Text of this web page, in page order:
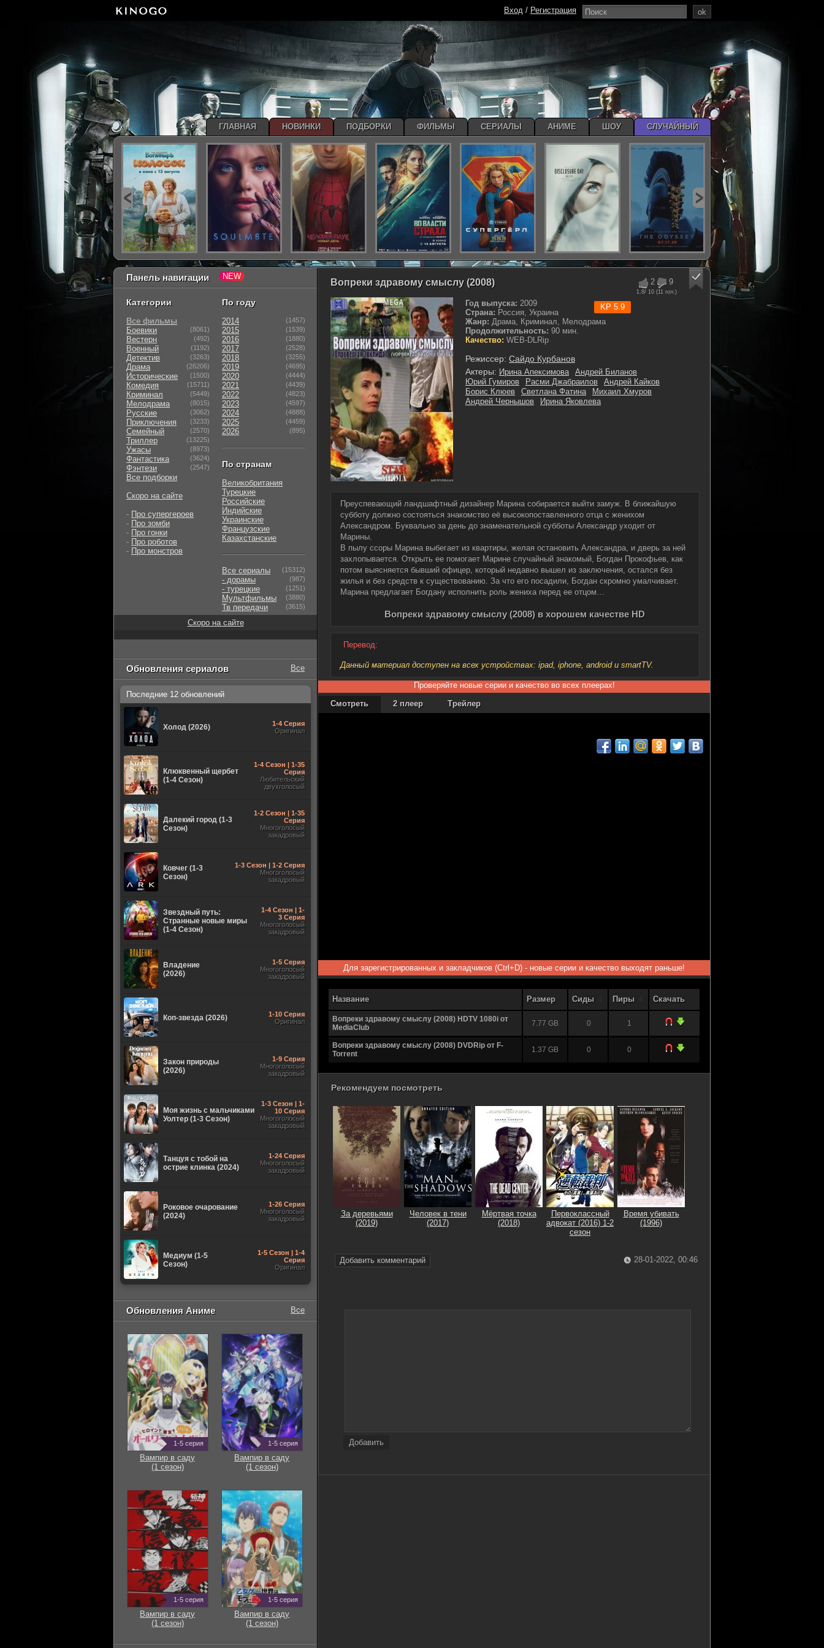
2 9
1.8/ 10 (11 гол.)
KP 5.9
Вопреки здравому смыслу (2008)
Год выпуска: 2009
Страна: Россия, Украина
Жанр: Драма, Криминал, Мелодрама
Продолжительность: 90 мин.
Качество: WEB-DLRip
Режиссер: Сайдо Курбанов
Актеры: Ирина Апексимова
Андрей Биланов
Юрий Гумиров
Расми Джабраилов
Андрей Кайков
Борис Клюев
Светлана Фатина
Михаил Хмуров
Андрей Чернышов
Ирина Яковлева
Преуспевающий ландшафтный дизайнер Марина собирается выйти замуж. В ближайшую
субботу должно состояться знакомство её высокопоставленного отца с женихом
Александром. Буквально за день до знаменательной субботы Александр уходит от
Марины.
В пылу ссоры Марина выбегает из квартиры, желая остановить Александра, и дверь за ней
захлопывается. Открыть ее помогает Марине случайный знакомый, Богдан Прокофьев, как
потом выясняется бывший офицер, который недавно вышел из заключения, остался без
жилья и без средств к существованию. За что его посадили, Богдан скромно умалчивает.
Марина предлагает Богдану исполнить роль жениха перед ее отцом…
Вопреки здравому смыслу (2008) в хорошем качестве HD
Перевод:
Данный материал доступен на всех устройствах: ipad, iphone, android и smartTV.
Проверяйте новые серии и качество во всех плеерах!
Смотреть
2 плеер Трейлер
Для зарегистрированных и закладчиков (Ctrl+D) - новые серии и качество выходят раньше!
Название Размер Сиды Пиры Скачать
Вопреки здравому смыслу (2008) HDTV 1080i от
MediaClub
7.77 GB 0 1
Вопреки здравому смыслу (2008) DVDRip от F-
Torrent
1.37 GB 0 0
Рекомендуем посмотреть
За деревьями
(2019)
Человек в тени
(2017)
Мёртвая точка
(2018)
Первоклассный
адвокат (2016) 1-2
сезон
Время убивать
(1996)
Добавить комментарий 28-01-2022, 00:46
Добавить
Панель навигации
Категории
Все фильмы
Боевики
(8061)
Вестерн (492)
Военный (1192)
Детектив (3263)
Драма (26206)
Исторические (1500)
Комедия (15711)
Криминал (5449)
Мелодрама (8015)
Русские (3062)
Приключения (3233)
Семейный (2570)
Триллер (13225)
Ужасы (8973)
Фантастика (3624)
Фэнтези (2547)
Все подборки
Скоро на сайте
- Про супергероев
- Про зомби
- Про гонки
- Про роботов
- Про монстров
По году
2014 (1457)
2015 (1539)
2016 (1880)
2017 (2528)
2018 (3255)
2019 (4695)
2020 (4444)
2021 (4439)
2022 (4823)
2023 (4597)
2024 (4888)
2025 (4459)
2026 (895)
По странам
Великобритания
Турецкие
Российские
Индийские
Украинские
Французские
Казахстанские
Все сериалы (15312)
- дорамы (987)
- турецкие (1251)
Мультфильмы (3880)
Тв передачи (3615)
Скоро на сайте
Обновления сериалов Все
Последние 12 обновлений
Холод (2026)
1-4 Серия
Оригинал
Клюквенный щербет
(1-4 Сезон)
1-4 Сезон | 1-35
Серия
Любительский
двухголосый
Далекий город (1-3
Сезон)
1-2 Сезон | 1-35
Серия
Многоголосый
закадровый
Ковчег (1-3
Сезон)
1-3 Сезон | 1-2 Серия
Многоголосый
закадровый
Звездный путь:
Странные новые миры
(1-4 Сезон)
1-4 Сезон | 1-
3 Серия
Многоголосый
закадровый
Владение
(2026)
1-5 Серия
Многоголосый
закадровый
Коп-звезда (2026)
1-10 Серия
Оригинал
Закон природы
(2026)
1-9 Серия
Многоголосый
закадровый
Моя жизнь с мальчиками
Уолтер (1-3 Сезон)
1-3 Сезон | 1-
10 Серия
Многоголосый
закадровый
Танцуя с тобой на
острие клинка (2024)
1-24 Серия
Многоголосый
закадровый
Роковое очарование
(2024)
1-26 Серия
Многоголосый
закадровый
Медиум (1-5
Сезон)
1-5 Сезон | 1-4
Серия
Оригинал
Обновления Аниме Все
1-5 серия
Вампир в саду
(1 сезон)
1-5 серия
Вампир в саду
(1 сезон)
1-5 серия
Вампир в саду
(1 сезон)
1-5 серия
Вампир в саду
(1 сезон)
ok
Вход / Регистрация
ГЛАВНАЯ НОВИНКИ ПОДБОРКИ ФИЛЬМЫ СЕРИАЛЫ АНИМЕ ШОУ СЛУЧАЙНЫЙ